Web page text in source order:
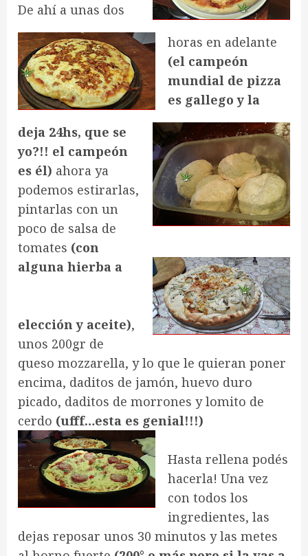
De ahí a unas dos
horas en adelante
(el campeón
mundial de pizza
es gallego y la
deja 24hs, que se
yo?!! el campeón
es él) ahora ya
podemos estirarlas,
pintarlas con un
poco de salsa de
tomates (con
alguna hierba a
elección y aceite),
unos 200gr de
queso mozzarella, y lo que le quieran poner
encima, daditos de jamón, huevo duro
picado, daditos de morrones y lomito de
cerdo (ufff…esta es genial!!!)
Hasta rellena podés
hacerla! Una vez
con todos los
ingredientes, las
dejas reposar unos 30 minutos y las metes